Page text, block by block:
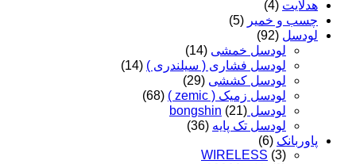
هدلایت (4)
چسب و خمیر (5)
لودسل (92)
لودسل خمشی (14)
لودسل فشاری ( سیلندری ) (14)
لودسل کششی (29)
لودسل زمیک ( zemic )
(68)
لودسل bongshin (21)
لودسل تک پایه (36)
پاوربانک (6)
WIRELESS (3)